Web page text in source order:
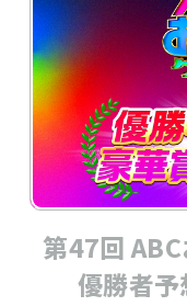
第47回
優勝者